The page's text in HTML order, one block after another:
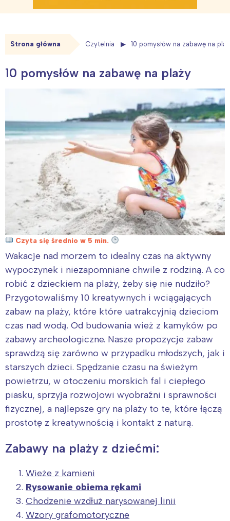
Strona główna Czytelnia 10 pomysłów na zabawę na
10 pomysłów na zabawę na plaży
Czyta się średnio w 5 min.
Wakacje nad morzem to idealny czas na aktywny
wypoczynek i niezapomniane chwile z rodziną. A co
robić z dzieckiem na plaży, żeby się nie nudziło?
Przygotowaliśmy 10 kreatywnych i wciągających
zabaw na plaży, które które uatrakcyjnią dzieciom
czas nad wodą. Od budowania wież z kamyków po
zabawy archeologiczne. Nasze propozycje zabaw
sprawdzą się zarówno w przypadku młodszych, jak i
starszych dzieci. Spędzanie czasu na świeżym
powietrzu, w otoczeniu morskich fal i ciepłego
piasku, sprzyja rozwojowi wyobraźni i sprawności
fizycznej, a najlepsze gry na plaży to te, które łączą
prostotę z kreatywnością i kontakt z naturą.
Zabawy na plaży z dziećmi:
Wieże z kamieni
Rysowanie obiema rękami
Chodzenie wzdłuż narysowanej linii
Wzory grafomotoryczne